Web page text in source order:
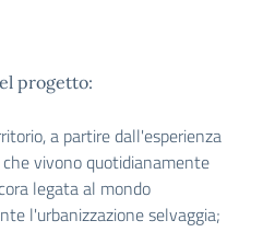
progetto:
a partire dall'esperienza
vivono quotidianamente
legata al mondo
l'urbanizzazione selvaggia;